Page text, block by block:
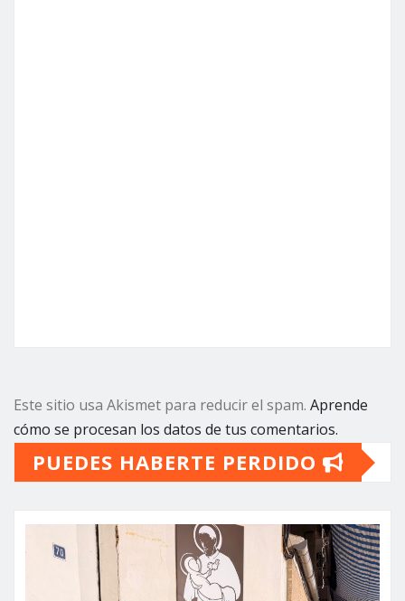
Este sitio usa Akismet para reducir el spam. Aprende
cómo se procesan los datos de tus comentarios.
PUEDES HABERTE PERDIDO